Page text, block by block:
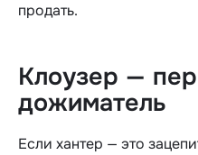
продать.
Клоузер —
дожиматель
Если хантер — это